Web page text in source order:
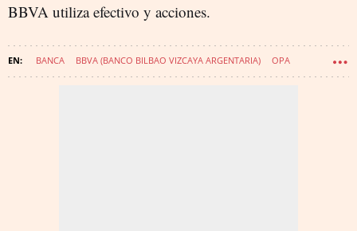
BBVA utiliza efectivo y acciones.
BANCA BBVA (BANCO BILBAO VIZCAYA ARGENTARIA) OPA